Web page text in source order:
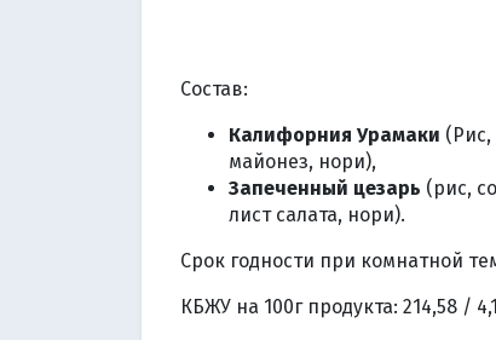
Состав:
Калифорния Урамаки
майонез, нори),
Запеченный цезарь (рис,
лист салата, нори).
Срок годности при комнатной
КБЖУ на 100г продукта: 214,58 /